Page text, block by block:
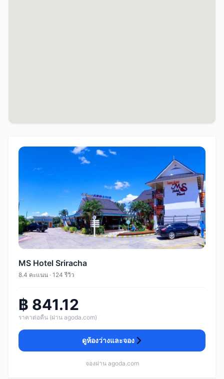
MS Hotel Sriracha
8.4 คะแนน · 124 รีวิว
฿ 841.12
ราคาต่อคืน (ผ่าน agoda.com)
ดูห้องว่างและจอง
จองผ่าน agoda.com